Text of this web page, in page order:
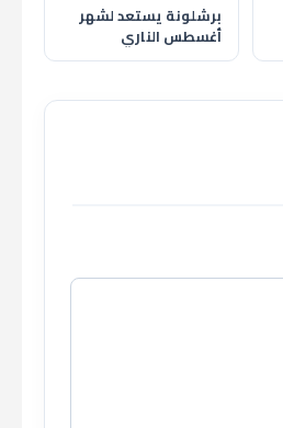
برشلونة يستعد لشهر
أغسطس الناري
بمواجهة الأهلي وظهور